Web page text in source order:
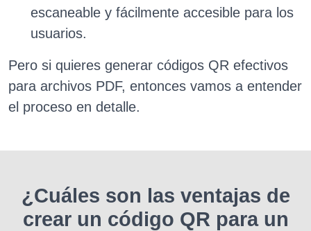
escaneable y fácilmente accesible para los
usuarios.
Pero si quieres generar códigos QR efectivos
para archivos PDF, entonces vamos a entender
el proceso en detalle.
¿Cuáles son las ventajas de
crear un código QR para un